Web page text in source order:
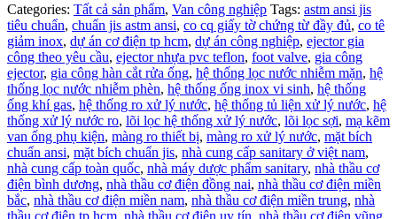
Categories: Tất cả sản phẩm, Van công nghiệp Tags: astm ansi jis
tiêu chuẩn, chuẩn jis astm ansi, co cq giấy tờ chứng từ đầy đủ, co tê
giảm inox, dự án cơ điện tp hcm, dự án công nghiệp, ejector gia
công theo yêu cầu, ejector nhựa pvc teflon, foot valve, gia công
ejector, gia công hàn cắt rửa ống, hệ thống lọc nước nhiễm mặn, hệ
thống lọc nước nhiễm phèn, hệ thống ống inox vi sinh, hệ thống
ống khí gas, hệ thống ro xử lý nước, hệ thống tủ liện xử lý nước, hệ
thống xử lý nước ro, lõi lọc hệ thống xử lý nước, lõi lọc sợi, mạ kẽm
van ống phụ kiện, màng ro thiết bị, màng ro xử lý nước, mặt bích
chuẩn ansi, mặt bích chuẩn jis, nhà cung cấp sanitary ở việt nam,
nhà cung cấp toàn quốc, nhà máy dược phẩm sanitary, nhà thầu cơ
điện bình dương, nhà thầu cơ điện đồng nai, nhà thầu cơ điện miền
bắc, nhà thầu cơ điện miền nam, nhà thầu cơ điện miền trung, nhà
thầu cơ điện tp hcm, nhà thầu cơ điện uy tín, nhà thầu cơ điện vũng